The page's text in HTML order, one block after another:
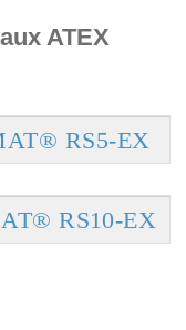
ATEX
RS5-EX
RS10-EX